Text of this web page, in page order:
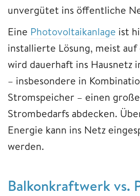
unvergütet ins öffentliche
Eine Photovoltaikanlage ist
installierte Lösung, meist auf
wird dauerhaft ins Hausnetz
– insbesondere in
Stromspeicher – einen
Strombedarfs abdecken.
Energie kann ins Netz
werden.
Balkonkraftwerk vs.